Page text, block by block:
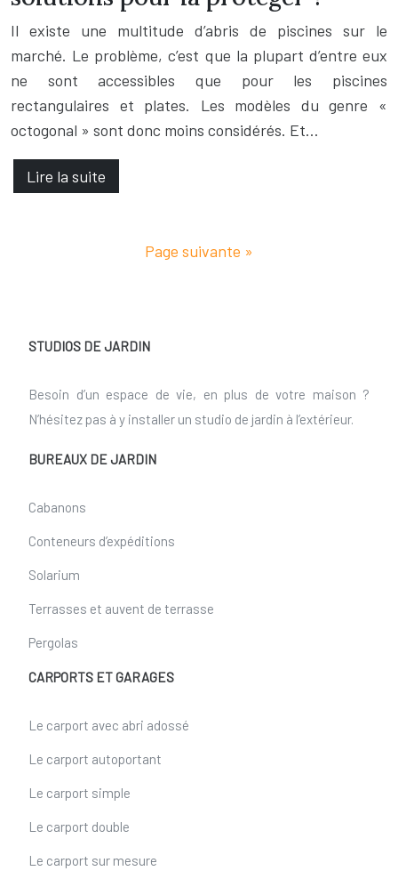
Il existe une multitude d’abris de piscines sur le
marché. Le problème, c’est que la plupart d’entre eux
ne sont accessibles que pour les piscines
rectangulaires et plates. Les modèles du genre «
octogonal » sont donc moins considérés. Et…
Lire la suite
Page suivante »
STUDIOS DE JARDIN
Besoin d’un espace de vie, en plus de votre maison ?
N’hésitez pas à y installer un studio de jardin à l’extérieur.
BUREAUX DE JARDIN
Cabanons
Conteneurs d’expéditions
Solarium
Terrasses et auvent de terrasse
Pergolas
CARPORTS ET GARAGES
Le carport avec abri adossé
Le carport autoportant
Le carport simple
Le carport double
Le carport sur mesure